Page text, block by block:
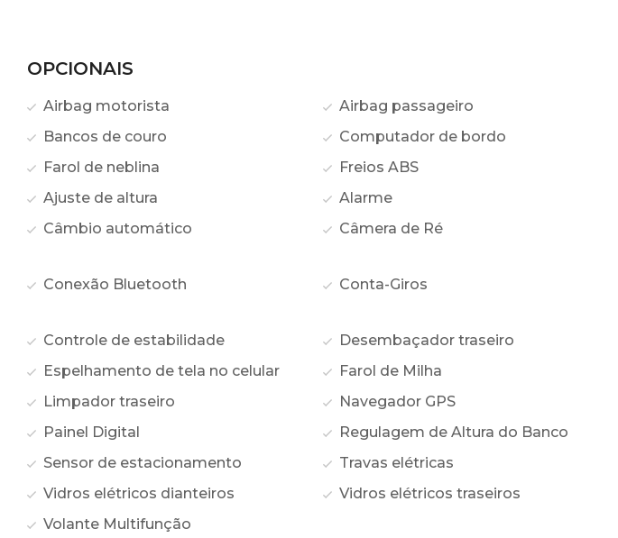
OPCIONAIS
Airbag motorista Airbag passageiro
Bancos de couro
Computador de bordo
Farol de neblina
Freios ABS
Ajuste de altura
Alarme
Câmbio automático
Câmera de Ré
Conexão Bluetooth
Conta-Giros
Controle de estabilidade
Desembaçador traseiro
Espelhamento de tela no celular
Farol de Milha
Limpador traseiro
Navegador GPS
Painel Digital
Regulagem de Altura do Banco
Sensor de estacionamento
Travas elétricas
Vidros elétricos dianteiros
Vidros elétricos traseiros
Volante Multifunção